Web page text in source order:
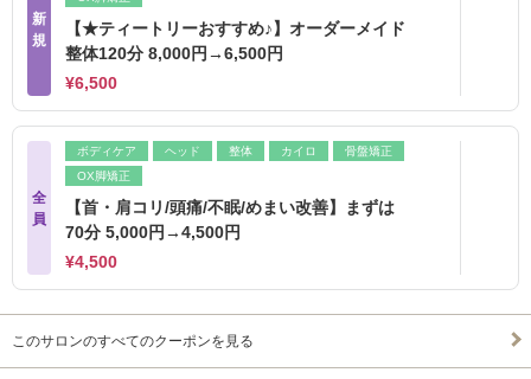
新
規
【★ティートリーおすすめ♪】オーダーメイド
整体120分 8,000円→6,500円
¥6,500
全
員
ボディケア ヘッド 整体 カイロ
骨盤矯正
OX脚矯正
【首・肩コリ/頭痛/不眠/めまい改善】まずは
70分 5,000円→4,500円
¥4,500
このサロンのすべてのクーポンを見る